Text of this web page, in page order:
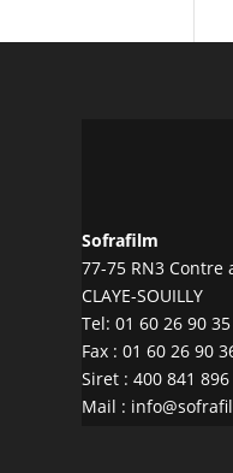
Sofrafilm
77-75 RN3 Contre
CLAYE-SOUILLY
Tel: 01 60 26 90 35
Fax : 01 60 26 90
Siret : 400 841
Mail :